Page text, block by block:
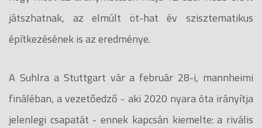
játszhatnak, az elmúlt öt-hat év szisztematikus
építkezésének is az eredménye.
A Suhlra a Stuttgart vár a február 28-i, mannheimi
fináléban, a vezetőedző - aki 2020 nyara óta irányítja
jelenlegi csapatát - ennek kapcsán kiemelte: a rivális